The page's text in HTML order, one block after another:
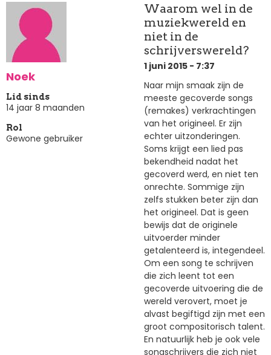
here:
Noek
Lid sinds
14 jaar 8 maanden
Rol
Gewone gebruiker
Waarom wel in de
muziekwereld en
niet in de
schrijverswereld?
1 juni 2015 - 7:37
Naar mijn smaak zijn de
meeste gecoverde songs
(remakes) verkrachtingen
van het origineel. Er zijn
echter uitzonderingen.
Soms krijgt een lied pas
bekendheid nadat het
gecoverd werd, en niet ten
onrechte. Sommige zijn
zelfs stukken beter zijn dan
het origineel. Dat is geen
bewijs dat de originele
uitvoerder minder
getalenteerd is, integendeel.
Om een song te schrijven
die zich leent tot een
gecoverde uitvoering die de
wereld verovert, moet je
alvast begiftigd zijn met een
groot compositorisch talent.
En natuurlijk heb je ook vele
songschrijvers die zich niet